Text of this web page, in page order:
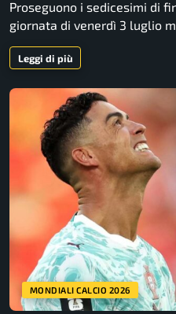
Proseguono i sedicesimi di
giornata di venerdì 3 luglio
Leggi di più
MONDIALI CALCIO 2026